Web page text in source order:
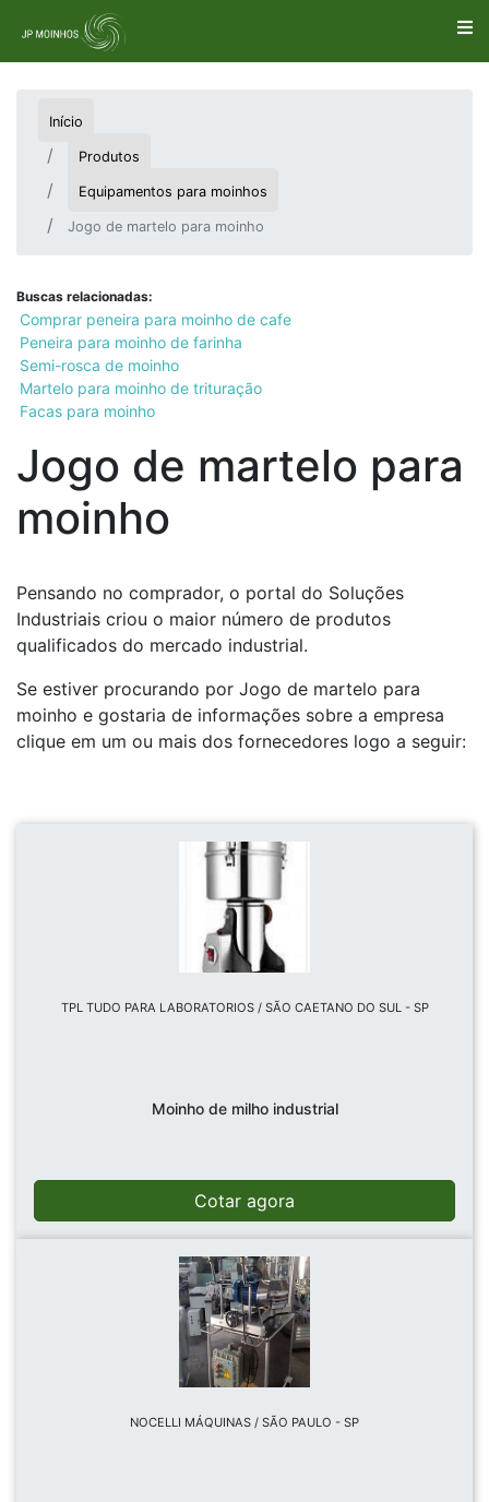
Início
Produtos
Equipamentos para moinhos
Jogo de martelo para moinho
Buscas relacionadas:
Comprar peneira para moinho de cafe
Peneira para moinho de farinha
Semi-rosca de moinho
Martelo para moinho de trituração
Facas para moinho
Jogo de martelo para
moinho
Pensando no comprador, o portal do Soluções
Industriais criou o maior número de produtos
qualificados do mercado industrial.
Se estiver procurando por Jogo de martelo para
moinho e gostaria de informações sobre a empresa
clique em um ou mais dos fornecedores logo a seguir:
TPL TUDO PARA LABORATORIOS / SÃO CAETANO DO SUL - SP
Moinho de milho industrial
Cotar agora
NOCELLI MÁQUINAS / SÃO PAULO - SP